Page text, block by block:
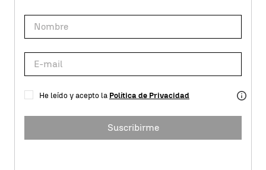
He leído y acepto la Política de Privacidad
Suscribirme